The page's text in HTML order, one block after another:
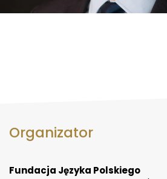
Organizator
Fundacja Języka Polskiego